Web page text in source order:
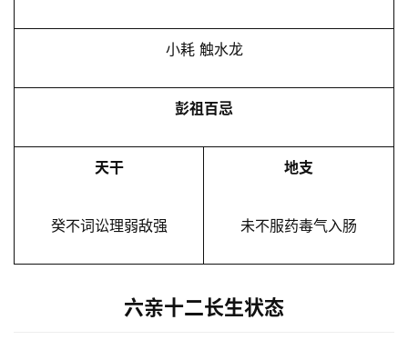
小耗 触水龙
彭祖百忌
天干
癸不词讼理弱敌强
地支
未不服药毒气入肠
六亲十二长生状态